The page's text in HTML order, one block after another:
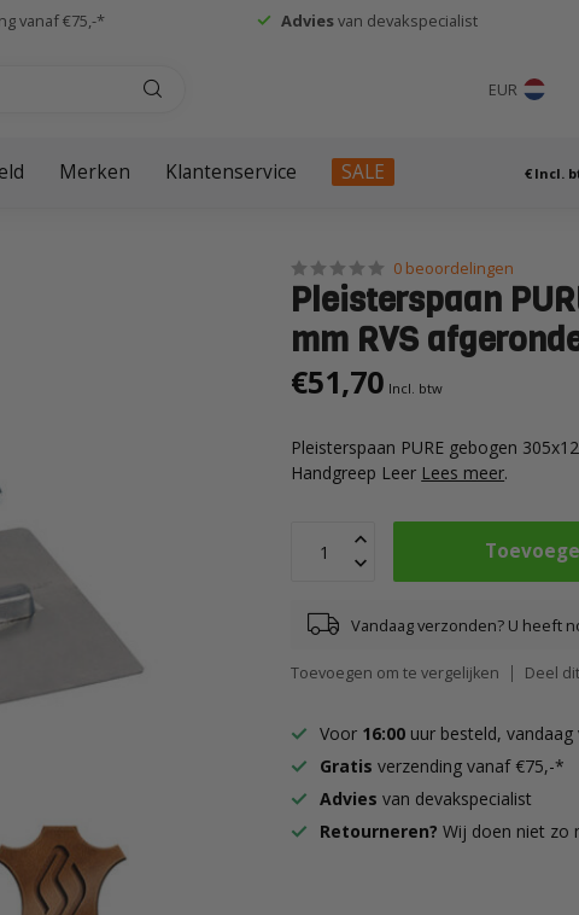
vanaf €75,-* Adviesvan devakspecialist
EUR
Merken Klantenservice SALE € Incl.
0 beoordelingen
Pleisterspaan
mm RVS
€51,70 Incl. btw
Pleisterspaan PURE gebogen
Handgreep Leer Lees meer.
Vandaag verzonden? U heeft
Toevoegen om te vergelijken Deel
Voor 16:00 uur besteld, vandaag
Gratis verzending vanaf €75,-*
Advies van devakspecialist
Retourneren?Wij doen niet zo